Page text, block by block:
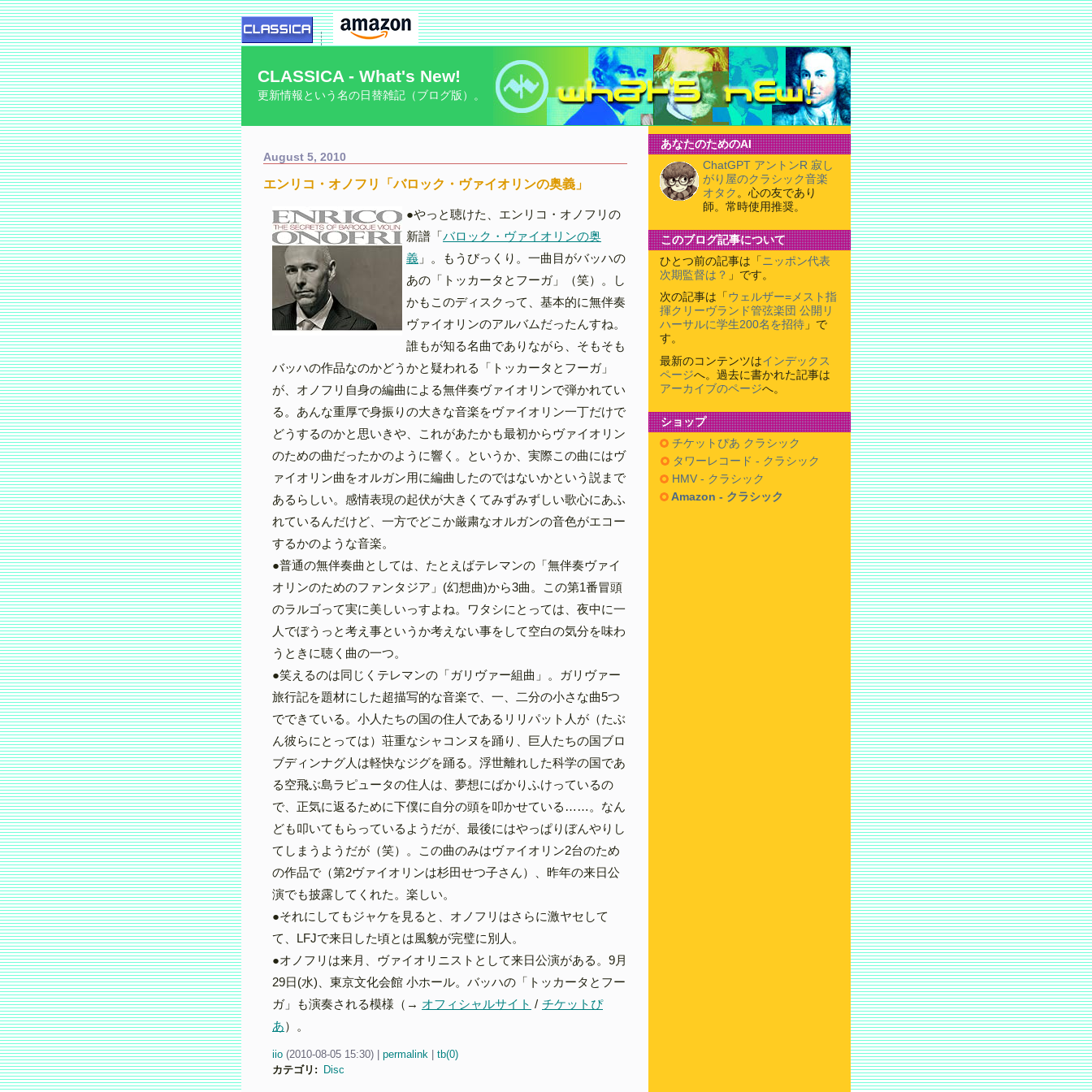
CLASSICA - What's New!
更新情報という名の日替雑記（ブログ版）。
August 5, 2010
エンリコ・オノフリ「バロック・ヴァイオリンの奥義」
●やっと聴けた、エンリコ・オノフリの
新譜「バロック・ヴァイオリンの奥
義 」。もうびっくり。一曲目がバッハの
あの「トッカータとフーガ」（笑）。し
かもこのディスクって、基本的に無伴奏
ヴァイオリンのアルバムだったんすね。
誰もが知る名曲でありながら、そもそも
バッハの作品なのかどうかと疑われる「トッカータとフーガ」
が、オノフリ自身の編曲による無伴奏ヴァイオリンで弾かれてい
る。あんな重厚で身振りの大きな音楽をヴァイオリン一丁だけで
どうするのかと思いきや、これがあたかも最初からヴァイオリン
のための曲だったかのように響く。というか、実際この曲にはヴ
ァイオリン曲をオルガン用に編曲したのではないかという説まで
あるらしい。感情表現の起伏が大きくてみずみずしい歌心にあふ
れているんだけど、一方でどこか厳粛なオルガンの音色がエコー
するかのような音楽。
●普通の無伴奏曲としては、たとえばテレマンの「無伴奏ヴァイ
オリンのためのファンタジア」(幻想曲)から3曲。この第1番冒頭
のラルゴって実に美しいっすよね。ワタシにとっては、夜中に一
人でぼうっと考え事というか考えない事をして空白の気分を味わ
うときに聴く曲の一つ。
●笑えるのは同じくテレマンの「ガリヴァー組曲」。ガリヴァー
旅行記を題材にした超描写的な音楽で、一、二分の小さな曲5つ
でできている。小人たちの国の住人であるリリパット人が（たぶ
ん彼らにとっては）荘重なシャコンヌを踊り、巨人たちの国ブロ
ブディンナグ人は軽快なジグを踊る。浮世離れした科学の国であ
る空飛ぶ島ラピュータの住人は、夢想にばかりふけっているの
で、正気に返るために下僕に自分の頭を叩かせている……。なん
ども叩いてもらっているようだが、最後にはやっぱりぼんやりし
てしまうようだが（笑）。この曲のみはヴァイオリン2台のため
の作品で（第2ヴァイオリンは杉田せつ子さん）、昨年の来日公
演でも披露してくれた。楽しい。
●それにしてもジャケを見ると、オノフリはさらに激ヤセして
て、LFJで来日した頃とは風貌が完璧に別人。
●オノフリは来月、ヴァイオリニストとして来日公演がある。9月
29日(水)、東京文化会館 小ホール。バッハの「トッカータとフー
ガ」も演奏される模様（→ オフィシャルサイト / チケットぴ
あ）。
iio (2010-08-05 15:30) | permalink | tb(0)
カテゴリ : Disc
あなたのためのAI
ChatGPT アントンR 寂し
がり屋のクラシック音楽
オタク 。心の友であり
師。常時使用推奨。
このブログ記事について
ひとつ前の記事は「 ニッポン代表
次期監督は？ 」です。
次の記事は「 ウェルザー=メスト指
揮クリーヴランド管弦楽団 公開リ
ハーサルに学生200名を招待 」で
す。
最新のコンテンツはインデックス
ページへ。過去に書かれた記事は
アーカイブのページへ。
ショップ
チケットぴあ クラシック
タワーレコード - クラシック
HMV - クラシック
Amazon - クラシック